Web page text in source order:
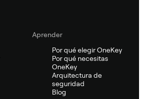
Aprender
Por qué elegir OneKey
Por qué necesitas
OneKey
Arquitectura de
seguridad
Blog